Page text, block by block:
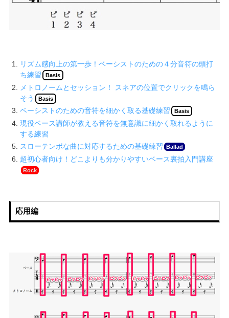
リズム感向上の第一歩！ベーシストのための４分音符の頭打
ち練習
Basis
メトロノームとセッション！ スネアの位置でクリックを鳴ら
そう
Basis
ベーシストのための音符を細かく取る基礎練習 Basis
現役ベース講師が教える音符を無意識に細かく取れるように
する練習
スローテンポな曲に対応するための基礎練習
Ballad
超初心者向け！どこよりも分かりやすいベース裏拍入門講座
Rock
応用編